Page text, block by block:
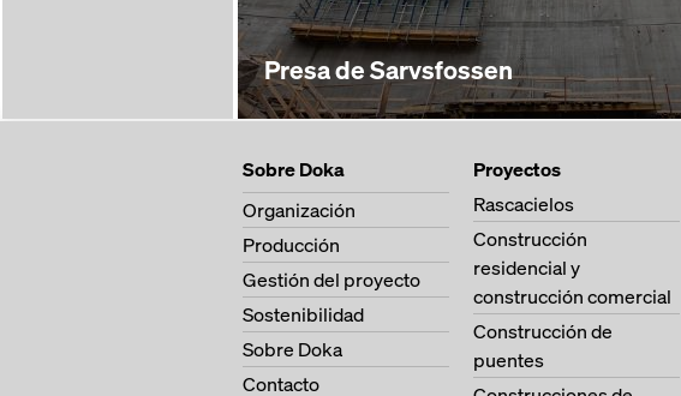
Presa de Sarvsfossen
Sobre Doka
Organización
Producción
Gestión del proyecto
Sostenibilidad
Sobre Doka
Contacto
Proyectos
Rascacielos
Construcción
residencial y
construcción comercial
Construcción de
puentes